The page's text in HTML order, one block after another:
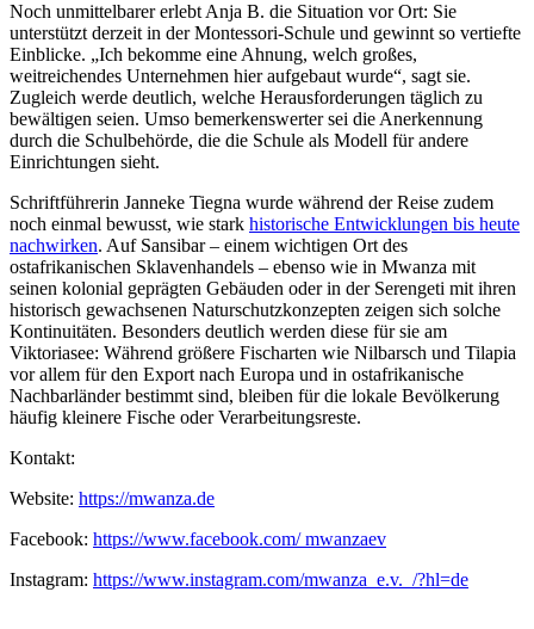
Noch unmittelbarer erlebt Anja B. die Situation vor Ort: Sie
unterstützt derzeit in der Montessori-Schule und gewinnt so vertiefte
Einblicke. „Ich bekomme eine Ahnung, welch großes,
weitreichendes Unternehmen hier aufgebaut wurde“, sagt sie.
Zugleich werde deutlich, welche Herausforderungen täglich zu
bewältigen seien. Umso bemerkenswerter sei die Anerkennung
durch die Schulbehörde, die die Schule als Modell für andere
Einrichtungen sieht.
Schriftführerin Janneke Tiegna wurde während der Reise zudem
noch einmal bewusst, wie stark historische Entwicklungen bis heute
nachwirken. Auf Sansibar – einem wichtigen Ort des
ostafrikanischen Sklavenhandels – ebenso wie in Mwanza mit
seinen kolonial geprägten Gebäuden oder in der Serengeti mit ihren
historisch gewachsenen Naturschutzkonzepten zeigen sich solche
Kontinuitäten. Besonders deutlich werden diese für sie am
Viktoriasee: Während größere Fischarten wie Nilbarsch und Tilapia
vor allem für den Export nach Europa und in ostafrikanische
Nachbarländer bestimmt sind, bleiben für die lokale Bevölkerung
häufig kleinere Fische oder Verarbeitungsreste.
Kontakt:
Website: https://mwanza.de
Facebook: https://www.facebook.com/ mwanzaev
Instagram: https://www.instagram.com/mwanza_e.v._/?hl=de